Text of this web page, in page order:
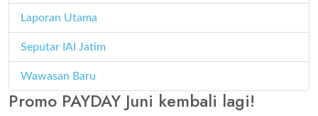
Laporan Utama
Seputar IAI Jatim
Wawasan Baru
Promo PAYDAY Juni kembali lagi!